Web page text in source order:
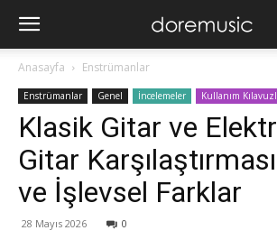
Anasayfa Enstrümanlar
Enstrümanlar Genel İncelemeler Kullanım
Klasik Gitar ve
Gitar
ve İşlevsel Farklar
28 Mayıs 2026 0